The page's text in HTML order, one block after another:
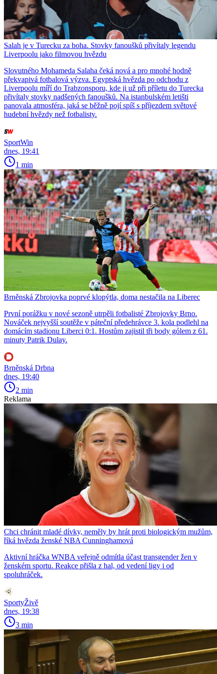
Salah je v Turecku za boha. Stovky fanoušků přivítaly legendu
Liverpoolu jako filmovou hvězdu
Slovutného Mohameda Salaha čeká nová a pro mnohé hodně
překvapivá fotbalová výzva. Egyptská hvězda po odchodu z
Liverpoolu míří do Trabzonsporu, kde ji už při příletu do Turecka
přivítaly stovky nadšených fanoušků. Na istanbulském letišti
panovala atmosféra, jaká se běžně pojí spíš s příjezdem světové
hudební hvězdy než fotbalisty.
SportWin
dnes, 19:41
1 min
Brněnská Zbrojovka poprvé klopýtla, doma nestačila na Liberec
První porážku v nové sezoně utrpěli fotbalisté Zbrojovky Brno.
Nováček nejvyšší soutěže v páteční předehrávce 3. kola podlehl na
domácím stadionu Liberci 0:1. Hostům zajistil tři body gólem z 61.
minuty Patrik Dulay.
Brněnská Drbna
dnes, 19:40
2 min
Reklama
Chci chránit mladé dívky, neměly by hrát proti biologickým mužům,
říká hvězda ženské NBA Cunninghamová
Aktivní hráčka WNBA veřejně odmítla účast transgender žen v
ženském sportu. Reakce přišla z hal, od vedení ligy i od
spoluhráček.
SportyŽivě
dnes, 19:38
3 min